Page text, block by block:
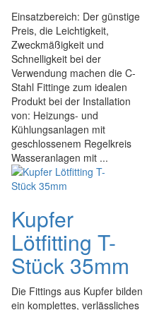
Einsatzbereich: Der günstige
Preis, die Leichtigkeit,
Zweckmäßigkeit und
Schnelligkeit bei der
Verwendung machen die C-
Stahl Fittinge zum idealen
Produkt bei der Installation
von: Heizungs- und
Kühlungsanlagen mit
geschlossenem Regelkreis
Wasseranlagen mit ...
Kupfer
Lötfitting T-
Stück 35mm
Die Fittings aus Kupfer bilden
ein komplettes, verlässliches